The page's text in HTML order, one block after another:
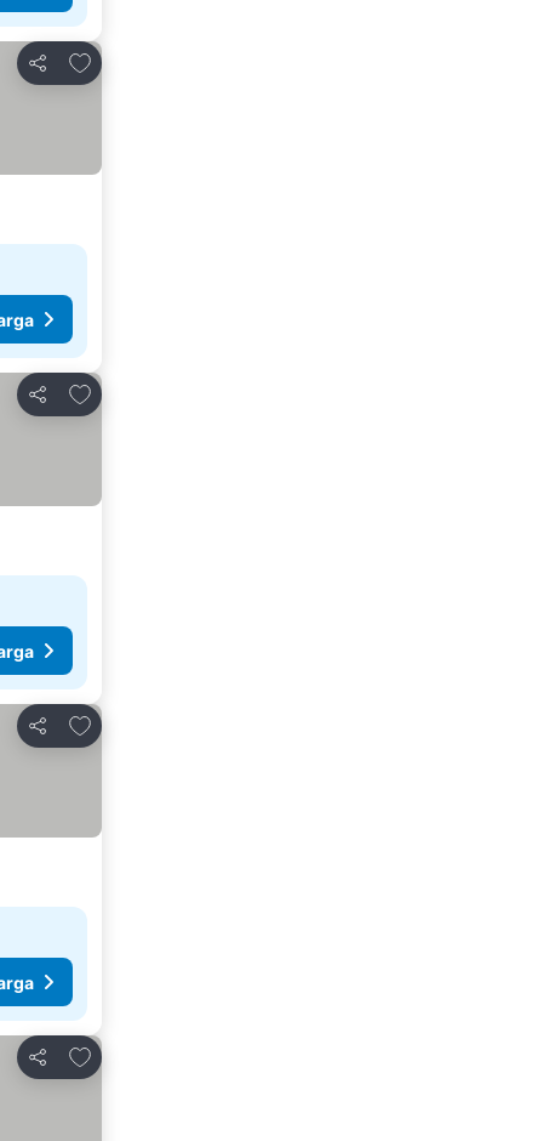
Bagikan
Tambahkan ke favorit
Bagikan
Tambahkan ke favorit
Bagikan
Tambahkan ke favorit
Bagikan
Tambahkan ke favorit